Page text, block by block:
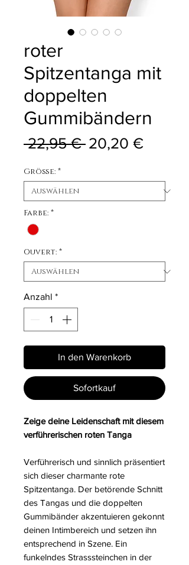
roter
Spitzentanga mit
doppelten
Gummibändern
22,95 € Standardpreis
20,20 €Sale-
Größe: *
Farbe: *
Ouvert: *
Anzahl *
In den Warenkorb
Sofortkauf
Zeige deine Leidenschaft mit diesem
verführerischen roten Tanga
Verführerisch und sinnlich präsentiert
sich dieser charmante rote
Spitzentanga. Der betörende Schnitt
des Tangas und die doppelten
Gummibänder akzentuieren gekonnt
deinen Intimbereich und setzen ihn
entsprechend in Szene. Ein
funkelndes Strasssteinchen in der